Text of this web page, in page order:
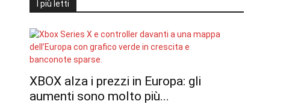
I più letti
XBOX alza i prezzi in Europa: gli
aumenti sono molto più...